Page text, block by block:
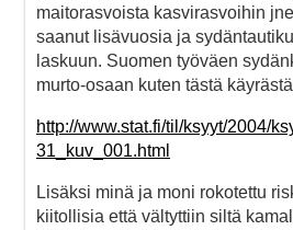
maitorasvoista kasvirasvoihin
saanut lisävuosia ja
laskuun. Suomen työväen
murto-osaan kuten tästä
http://www.stat.fi/til/ksyyt/2004/
31_kuv_001.html
Lisäksi minä ja moni rokotettu
kiitollisia että vältyttiin siltä